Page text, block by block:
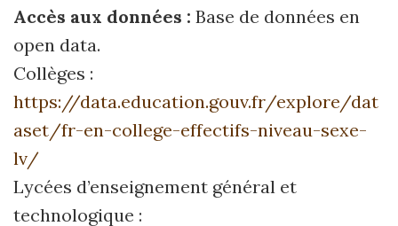
Accès aux données : Base de données en
open data.
Collèges :
https://data.education.gouv.fr/explore/dat
aset/fr-en-college-effectifs-niveau-sexe-
lv/
Lycées d’enseignement général et
technologique :